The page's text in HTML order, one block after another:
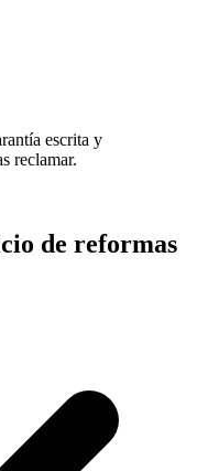
escrita y
reclamar.
de reformas